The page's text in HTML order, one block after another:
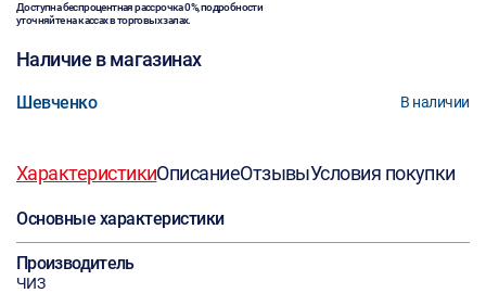
Доступна беспроцентная рассрочка 0%, подробности
уточняйте на кассах в торговых залах.
Наличие в магазинах
Шевченко В наличии
ХарактеристикиОписаниеОтзывыУсловия покупки
Основные характеристики
Производитель
ЧИЗ